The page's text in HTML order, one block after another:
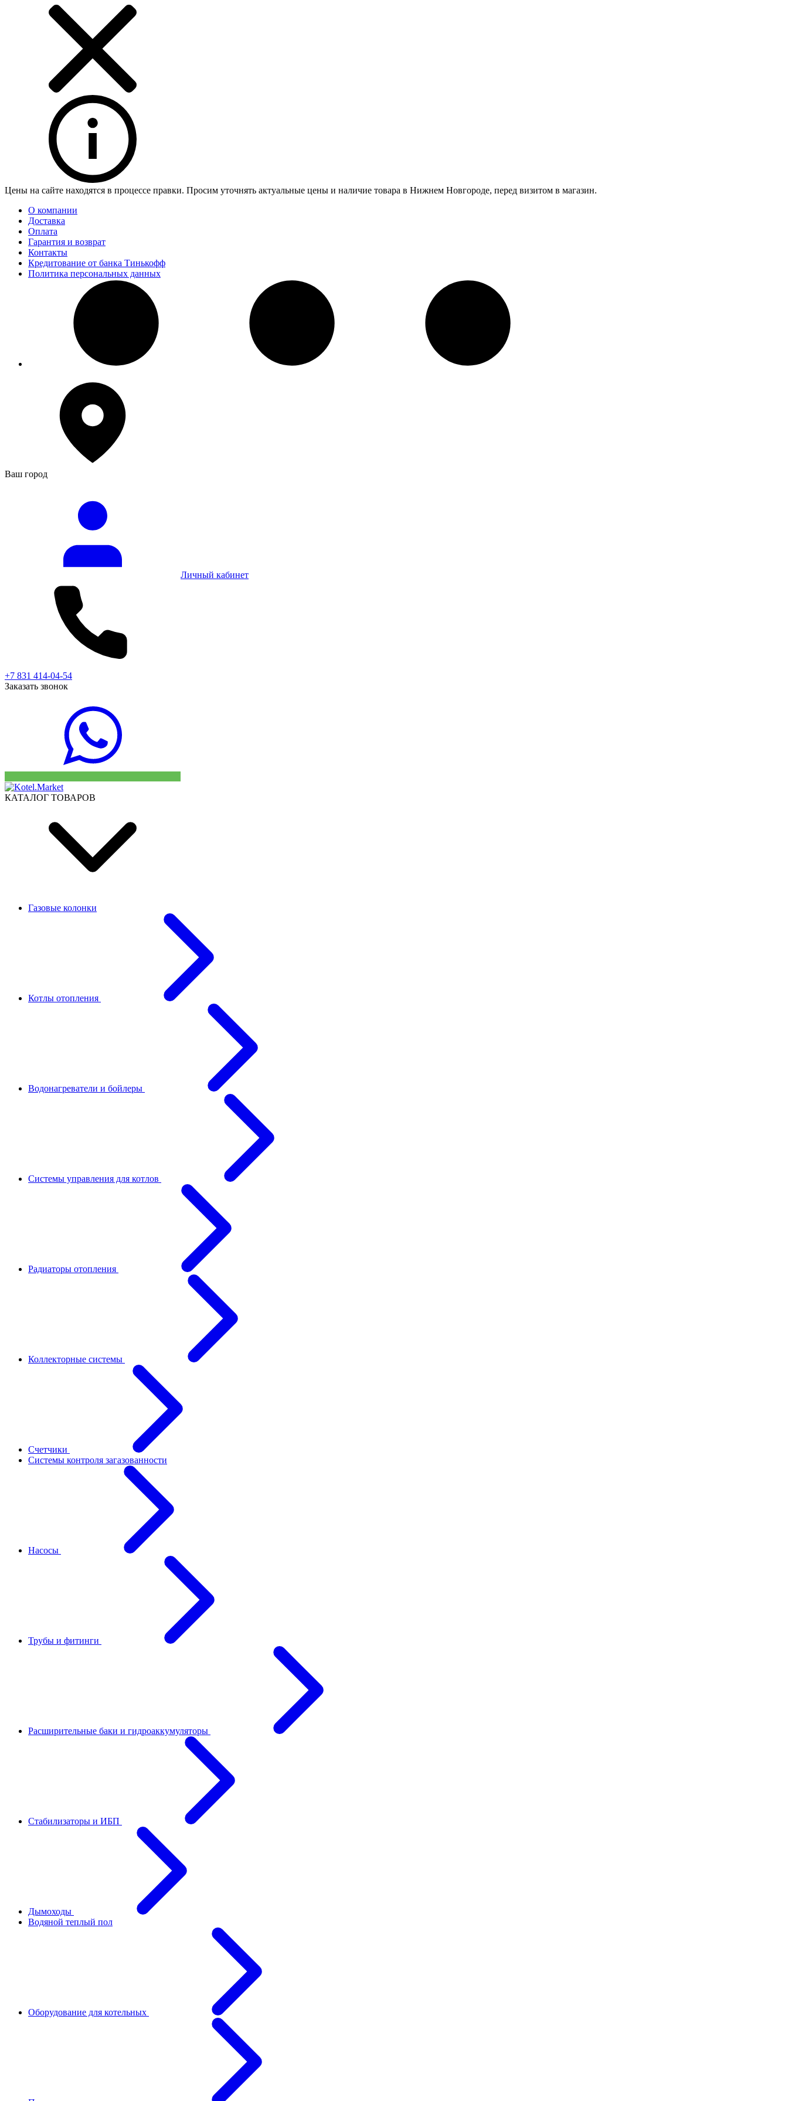
Цены на сайте находятся в процессе правки. Просим уточнять актуальные цены и наличие товара в Нижнем Новгороде, перед визитом в магазин.
О компании
Доставка
Оплата
Гарантия и возврат
Контакты
Кредитование от банка Тинькофф
Политика персональных данных
Ваш город
Личный кабинет
+7 831 414-04-54
Заказать звонок
КАТАЛОГ ТОВАРОВ
Газовые колонки
Котлы отопления
Водонагреватели и бойлеры
Системы управления для котлов
Радиаторы отопления
Коллекторные системы
Счетчики
Системы контроля загазованности
Насосы
Трубы и фитинги
Расширительные баки и гидроаккумуляторы
Стабилизаторы и ИБП
Дымоходы
Водяной теплый пол
Оборудование для котельных